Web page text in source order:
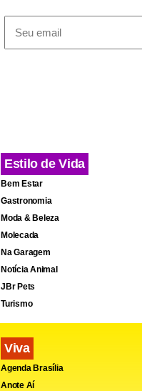
Facebook
Estilo de Vida
Bem Estar
Gastronomia
Moda & Beleza
Molecada
Na Garagem
Notícia Animal
JBr Pets
Turismo
Viva
Agenda Brasília
Anote Aí